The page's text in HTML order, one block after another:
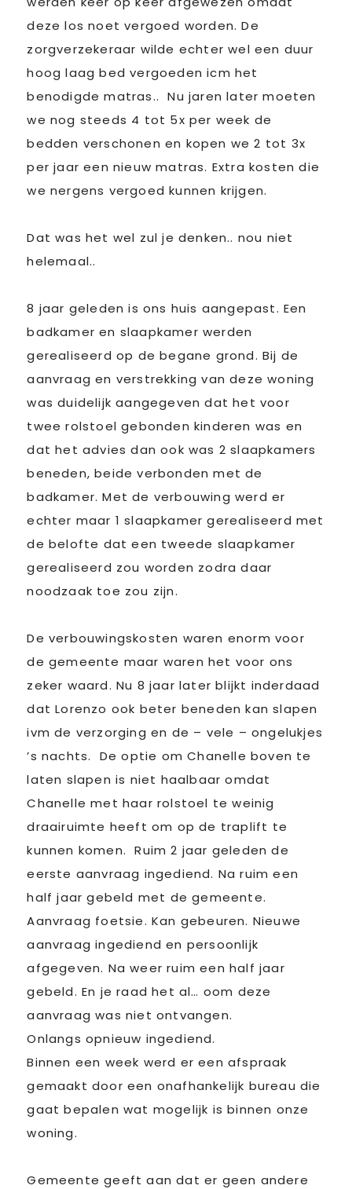
deze los noet vergoed worden. De
zorgverzekeraar wilde echter wel een duur
hoog laag bed vergoeden icm het
benodigde matras.. Nu jaren later moeten
we nog steeds 4 tot 5x per week de
bedden verschonen en kopen we 2 tot 3x
per jaar een nieuw matras. Extra kosten die
we nergens vergoed kunnen krijgen.
Dat was het wel zul je denken.. nou niet
helemaal..
8 jaar geleden is ons huis aangepast. Een
badkamer en slaapkamer werden
gerealiseerd op de begane grond. Bij de
aanvraag en verstrekking van deze woning
was duidelijk aangegeven dat het voor
twee rolstoel gebonden kinderen was en
dat het advies dan ook was 2 slaapkamers
beneden, beide verbonden met de
badkamer. Met de verbouwing werd er
echter maar 1 slaapkamer gerealiseerd met
de belofte dat een tweede slaapkamer
gerealiseerd zou worden zodra daar
noodzaak toe zou zijn.
De verbouwingskosten waren enorm voor
de gemeente maar waren het voor ons
zeker waard. Nu 8 jaar later blijkt inderdaad
dat Lorenzo ook beter beneden kan slapen
ivm de verzorging en de – vele – ongelukjes
’s nachts. De optie om Chanelle boven te
laten slapen is niet haalbaar omdat
Chanelle met haar rolstoel te weinig
draairuimte heeft om op de traplift te
kunnen komen. Ruim 2 jaar geleden de
eerste aanvraag ingediend. Na ruim een
half jaar gebeld met de gemeente.
Aanvraag foetsie. Kan gebeuren. Nieuwe
aanvraag ingediend en persoonlijk
afgegeven. Na weer ruim een half jaar
gebeld. En je raad het al… oom deze
aanvraag was niet ontvangen.
Onlangs opnieuw ingediend.
Binnen een week werd er een afspraak
gemaakt door een onafhankelijk bureau die
gaat bepalen wat mogelijk is binnen onze
woning.
Gemeente geeft aan dat er geen andere